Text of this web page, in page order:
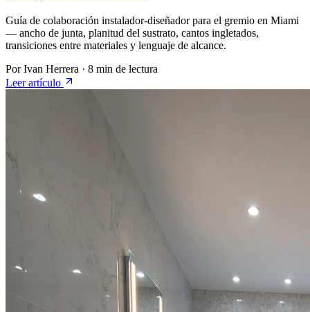
Guía de colaboración instalador-diseñador para el gremio en Miami
— ancho de junta, planitud del sustrato, cantos ingletados,
transiciones entre materiales y lenguaje de alcance.
Por Ivan Herrera · 8 min de lectura
Leer artículo